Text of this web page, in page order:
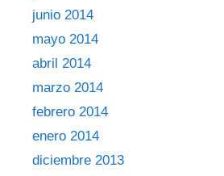
junio 2014
mayo 2014
abril 2014
marzo 2014
febrero 2014
enero 2014
diciembre 2013